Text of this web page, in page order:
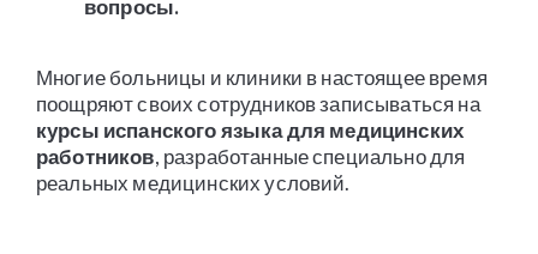
вопросы.
Многие больницы и клиники в настоящее время
поощряют своих сотрудников записываться на
курсы испанского языка для медицинских
работников, разработанные специально для
реальных медицинских условий.